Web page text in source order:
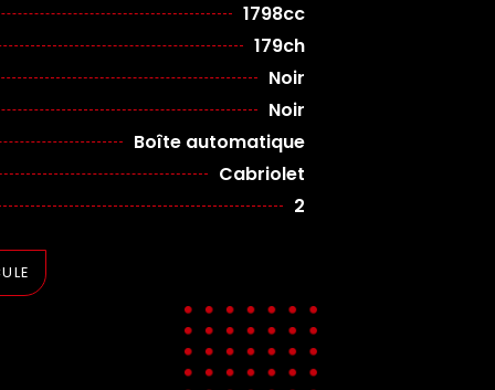
1798cc
179ch
Noir
Noir
Boîte automatique
Cabriolet
2